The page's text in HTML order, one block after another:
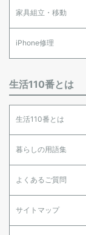
家具組立・移動
iPhone修理
生活110番とは
生活110番とは
暮らしの用語集
よくあるご質問
サイトマップ